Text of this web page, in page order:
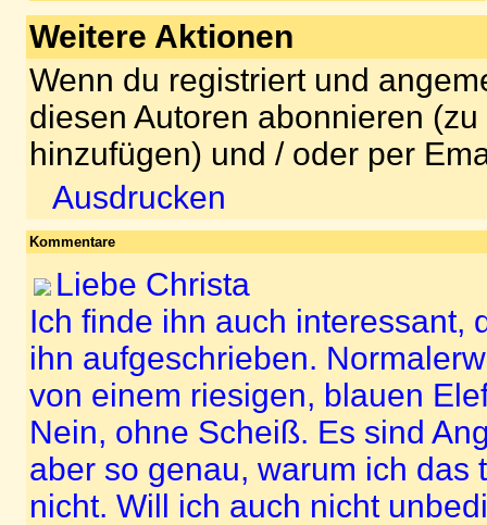
Weitere Aktionen
Wenn du registriert und
diesen Autoren abonnieren
hinzufügen) und / oder per
Ausdrucken
Kommentare
Liebe Christa
Ich finde ihn auch interessant,
ihn aufgeschrieben.
von einem riesigen, blauen
Nein, ohne Scheiß. Es sind
aber so genau, warum ich das
nicht. Will ich auch nicht